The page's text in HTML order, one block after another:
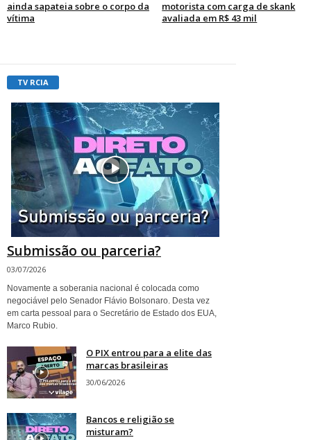
ainda sapateia sobre o corpo da
vítima
motorista com carga de skank
avaliada em R$ 43 mil
TV RCIA
Submissão ou parceria?
03/07/2026
Novamente a soberania nacional é colocada como
negociável pelo Senador Flávio Bolsonaro. Desta vez
em carta pessoal para o Secretário de Estado dos EUA,
Marco Rubio.
O PIX entrou para a elite das
marcas brasileiras
30/06/2026
Bancos e religião se
misturam?